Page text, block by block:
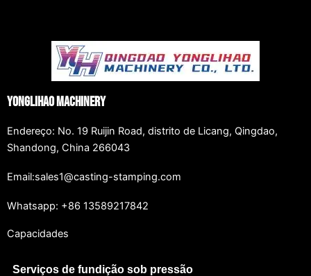
Yonglihao Machinery
Endereço: No. 19 Ruijin Road, distrito de Licang, Qingdao,
Shandong, China 266043
Email:sales1@casting-stamping.com
Whatsapp: +86 13589217842
Capacidades
Serviços de fundição sob pressão